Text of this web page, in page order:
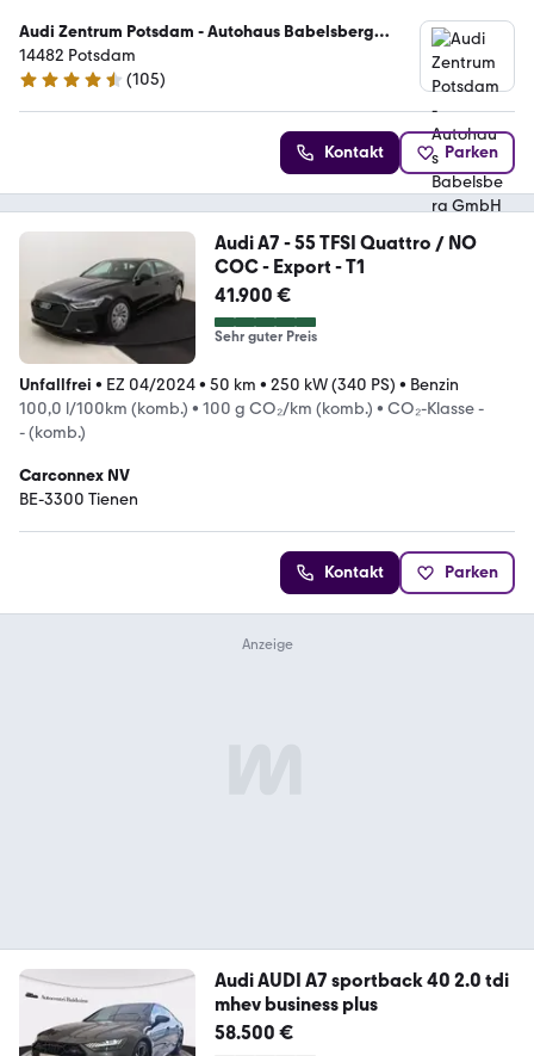
Audi Zentrum Potsdam - Autohaus Babelsberg
GmbH & Co KG
14482 Potsdam
4.4 Sterne
(105)
Kontakt Parken
Audi A7 - 55 TFSI Quattro / NO
COC - Export - T1
41.900 €
Sehr guter Preis
Unfallfrei • EZ 04/2024• 50 km • 250 kW (340 PS) • Benzin
100,0 l/100km (komb.) • 100 g CO₂/km (komb.) • CO₂-Klasse -
- (komb.)
Carconnex NV
BE-3300 Tienen
Kontakt Parken
Audi AUDI A7 sportback 40 2.0 tdi
mhev business plus
58.500 €